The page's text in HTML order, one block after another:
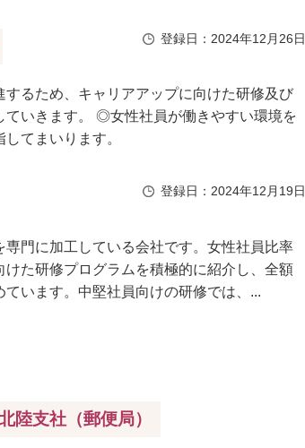
登録日：2024年12月26日
るため、キャリアアップに向けた研修及び
ていきます。 ◎女性社員が働きやすい環境を
てまいります。
登録日：2024年12月19日
専門に加工している会社です。女性社員比率
けた研修プログラムを積極的に紹介し、全額
います。中堅社員向けの研修では、...
陸支社（郵便局）